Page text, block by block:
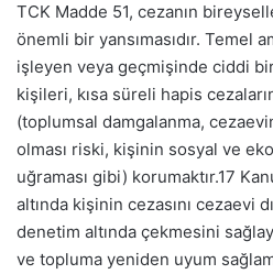
TCK Madde 51, cezanın
önemli bir yansımasıdır. Temel
işleyen veya geçmişinde ciddi
kişileri, kısa süreli hapis
(toplumsal damgalanma,
olması riski, kişinin sosyal ve
uğraması gibi) korumaktır.17
altında kişinin cezasını cezaevi
denetim altında çekmesini
ve topluma yeniden uyum